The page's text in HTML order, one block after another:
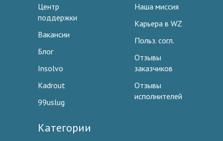
Центр
поддержки
Вакансии
Блог
Insolvo
Kadrout
99uslug
Наша миссия
Карьера в WZ
Польз. согл.
Отзывы
заказчиков
Отзывы
исполнителей
Категории